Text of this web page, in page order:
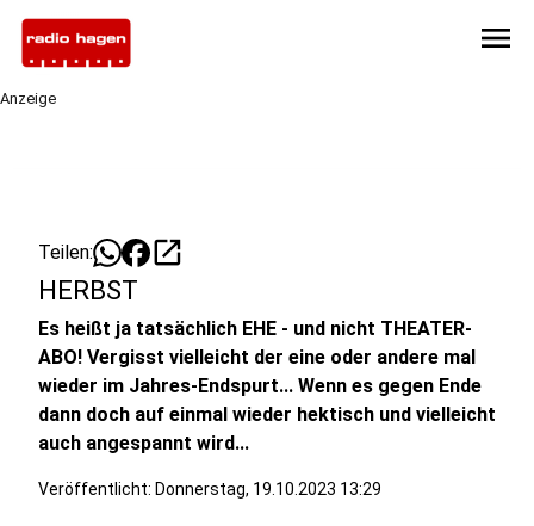
menu
Anzeige
Teilen: open_in_new
HERBST
Es heißt ja tatsächlich EHE - und nicht THEATER-
ABO! Vergisst vielleicht der eine oder andere mal
wieder im Jahres-Endspurt... Wenn es gegen Ende
dann doch auf einmal wieder hektisch und vielleicht
auch angespannt wird...
Veröffentlicht: Donnerstag, 19.10.2023 13:29